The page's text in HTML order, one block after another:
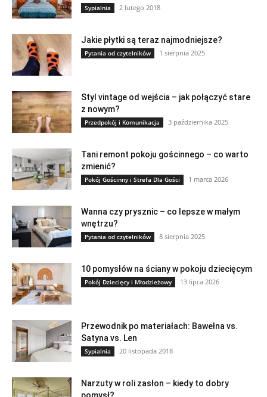
Sypialnia 2 lutego 2018
Jakie płytki są teraz najmodniejsze?
Pytania od czytelników 1 sierpnia 2025
Styl vintage od wejścia – jak połączyć stare
z nowym?
Przedpokój i Komunikacja 3 października 2025
Tani remont pokoju gościnnego – co warto
zmienić?
Pokój Gościnny i Strefa Dla Gości 1 marca 2026
Wanna czy prysznic – co lepsze w małym
wnętrzu?
Pytania od czytelników 8 sierpnia 2025
10 pomysłów na ściany w pokoju dziecięcym
Pokój Dziecięcy i Młodzieżowy 13 lipca 2026
Przewodnik po materiałach: Bawełna vs.
Satyna vs. Len
Sypialnia 20 listopada 2018
Narzuty w roli zasłon – kiedy to dobry